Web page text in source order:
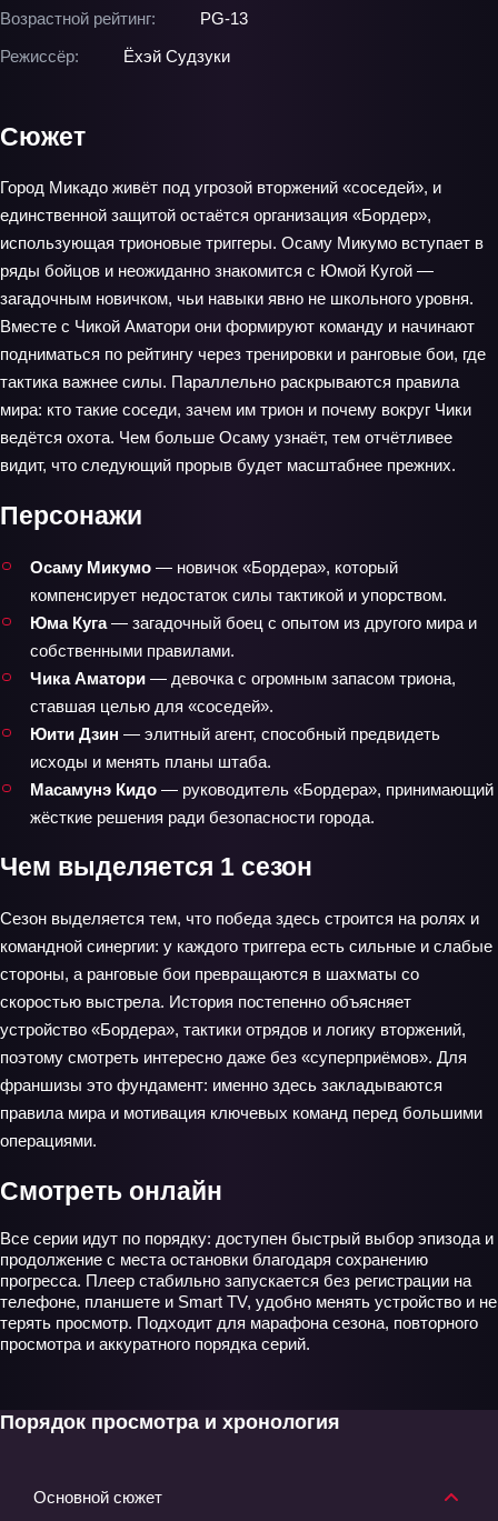
Возрастной рейтинг:
PG-13
Режиссёр:
Ёхэй Судзуки
Сюжет
Город Микадо живёт под угрозой вторжений «соседей», и
единственной защитой остаётся организация «Бордер»,
использующая трионовые триггеры. Осаму Микумо вступает в
ряды бойцов и неожиданно знакомится с Юмой Кугой —
загадочным новичком, чьи навыки явно не школьного уровня.
Вместе с Чикой Аматори они формируют команду и начинают
подниматься по рейтингу через тренировки и ранговые бои, где
тактика важнее силы. Параллельно раскрываются правила
мира: кто такие соседи, зачем им трион и почему вокруг Чики
ведётся охота. Чем больше Осаму узнаёт, тем отчётливее
видит, что следующий прорыв будет масштабнее прежних.
Персонажи
Осаму Микумо — новичок «Бордера», который
компенсирует недостаток силы тактикой и упорством.
Юма Куга— загадочный боец с опытом из другого мира и
собственными правилами.
Чика Аматори — девочка с огромным запасом триона,
ставшая целью для «соседей».
Юити Дзин — элитный агент, способный предвидеть
исходы и менять планы штаба.
Масамунэ Кидо — руководитель «Бордера», принимающий
жёсткие решения ради безопасности города.
Чем выделяется 1 сезон
Сезон выделяется тем, что победа здесь строится на ролях и
командной синергии: у каждого триггера есть сильные и слабые
стороны, а ранговые бои превращаются в шахматы со
скоростью выстрела. История постепенно объясняет
устройство «Бордера», тактики отрядов и логику вторжений,
поэтому смотреть интересно даже без «суперприёмов». Для
франшизы это фундамент: именно здесь закладываются
правила мира и мотивация ключевых команд перед большими
операциями.
Смотреть онлайн
Все серии идут по порядку: доступен быстрый выбор эпизода и
продолжение с места остановки благодаря сохранению
прогресса. Плеер стабильно запускается без регистрации на
телефоне, планшете и Smart TV, удобно менять устройство и не
терять просмотр. Подходит для марафона сезона, повторного
просмотра и аккуратного порядка серий.
Порядок просмотра и хронология
Основной сюжет